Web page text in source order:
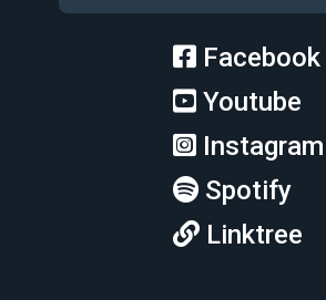
Facebook
Youtube
Instagram
Spotify
Linktree